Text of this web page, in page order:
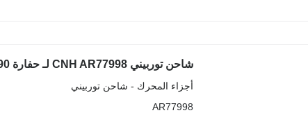
شاحن توربيني CNH AR77998 لـ حفارة Case CX210 CX240 CX290
أجزاء المحرك - شاحن توربيني
AR77998